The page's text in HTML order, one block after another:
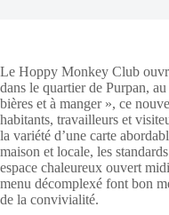
Le Hoppy Monkey Club
dans le quartier de Purpan,
bières et à manger », ce
habitants, travailleurs et
la variété d’une carte
maison et locale, les
espace chaleureux ouvert
menu décomplexé font bon
de la convivialité.